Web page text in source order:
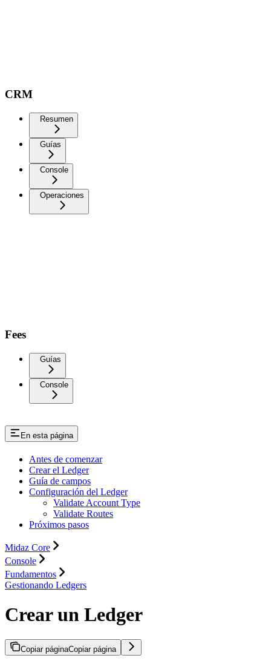
CRM
Resumen
Guías
Console
Operaciones
Fees
Guías
Console
En esta página
Antes de comenzar
Crear el Ledger
Guía de campos
Configuración del Ledger
Validate Account Type
Validate Routes
Próximos pasos
Midaz Core
Console
Fundamentos
Gestionando Ledgers
Crear un Ledger
Copiar páginaCopiar página